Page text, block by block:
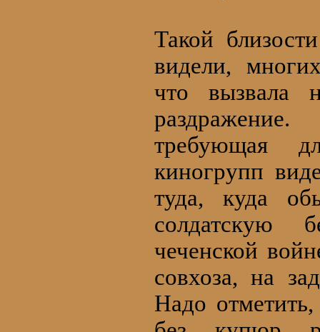
Такой
видели,
что вызвала
требующая
киногрупп
туда, куда
солдатскую
чеченской
совхоза, на
Надо